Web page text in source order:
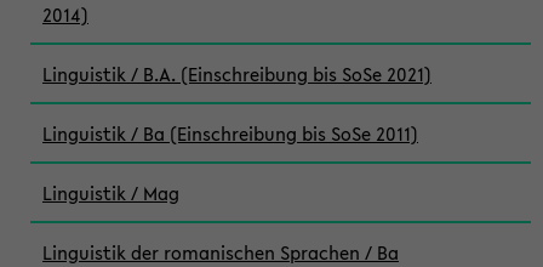
2014)
Linguistik / B.A. (Einschreibung bis SoSe 2021)
Linguistik / Ba (Einschreibung bis SoSe 2011)
Linguistik / Mag
Linguistik der romanischen Sprachen / Ba